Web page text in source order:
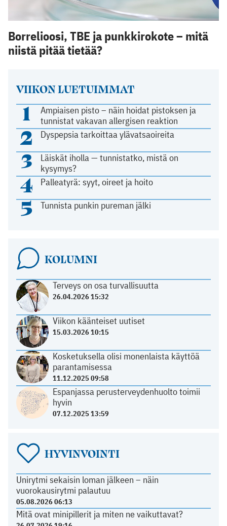
VIIKON LUETUIMMAT
1
Ampiaisen pisto – näin hoidat pistoksen ja
tunnistat vakavan allergisen reaktion
2 Dyspepsia tarkoittaa ylävatsaoireita
3
Läiskät iholla — tunnistatko, mistä on
kysymys?
4 Palleatyrä: syyt, oireet ja hoito
5 Tunnista punkin pureman jälki
KOLUMNI
Terveys on osa turvallisuutta
26.04.2026 15:32
Viikon käänteiset uutiset
15.03.2026 10:15
Kosketuksella olisi monenlaista käyttöä
parantamisessa
11.12.2025 09:58
Espanjassa perusterveydenhuolto toimii
hyvin
07.12.2025 13:59
HYVINVOINTI
Unirytmi sekaisin loman jälkeen – näin
vuorokausirytmi palautuu
05.08.2026 06:13
Mitä ovat minipillerit ja miten ne vaikuttavat?
Borrelioosi, TBE ja punkkirokote – mitä
niistä pitää tietää?